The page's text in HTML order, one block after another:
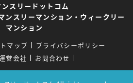
ンスリードットコム
ンスリーマンション・ウィークリー
マンション
マップ
プライバシーポリシー
営会社
お問合わせ